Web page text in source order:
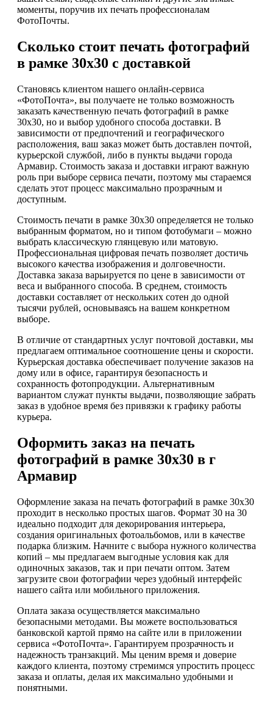
моменты, поручив их печать профессионалам
ФотоПочты.
Сколько стоит печать фотографий
в рамке 30х30 с доставкой
Становясь клиентом нашего онлайн-сервиса
«ФотоПочта», вы получаете не только возможность
заказать качественную печать фотографий в рамке
30х30, но и выбор удобного способа доставки. В
зависимости от предпочтений и географического
расположения, ваш заказ может быть доставлен почтой,
курьерской службой, либо в пункты выдачи города
Армавир. Стоимость заказа и доставки играют важную
роль при выборе сервиса печати, поэтому мы стараемся
сделать этот процесс максимально прозрачным и
доступным.
Стоимость печати в рамке 30х30 определяется не только
выбранным форматом, но и типом фотобумаги – можно
выбрать классическую глянцевую или матовую.
Профессиональная цифровая печать позволяет достичь
высокого качества изображения и долговечности.
Доставка заказа варьируется по цене в зависимости от
веса и выбранного способа. В среднем, стоимость
доставки составляет от нескольких сотен до одной
тысячи рублей, основываясь на вашем конкретном
выборе.
В отличие от стандартных услуг почтовой доставки, мы
предлагаем оптимальное соотношение цены и скорости.
Курьерская доставка обеспечивает получение заказов на
дому или в офисе, гарантируя безопасность и
сохранность фотопродукции. Альтернативным
вариантом служат пункты выдачи, позволяющие забрать
заказ в удобное время без привязки к графику работы
курьера.
Оформить заказ на печать
фотографий в рамке 30х30 в г
Армавир
Оформление заказа на печать фотографий в рамке 30х30
проходит в несколько простых шагов. Формат 30 на 30
идеально подходит для декорирования интерьера,
создания оригинальных фотоальбомов, или в качестве
подарка близким. Начните с выбора нужного количества
копий – мы предлагаем выгодные условия как для
одиночных заказов, так и при печати оптом. Затем
загрузите свои фотографии через удобный интерфейс
нашего сайта или мобильного приложения.
Оплата заказа осуществляется максимально
безопасными методами. Вы можете воспользоваться
банковской картой прямо на сайте или в приложении
сервиса «ФотоПочта». Гарантируем прозрачность и
надежность транзакций. Мы ценим время и доверие
каждого клиента, поэтому стремимся упростить процесс
заказа и оплаты, делая их максимально удобными и
понятными.